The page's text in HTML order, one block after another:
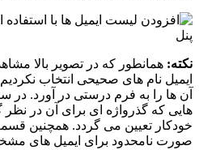
نکته: همانطور که در تصویر بالا
ایمیل نام های صحیحی انتخاب
آن ها را به فرم درستی در آورد. در
هایی که گذرواژه ای برای آن در
خودکار تعیین می گردد. همچنین
صورت نامحدود برای ایمیل های